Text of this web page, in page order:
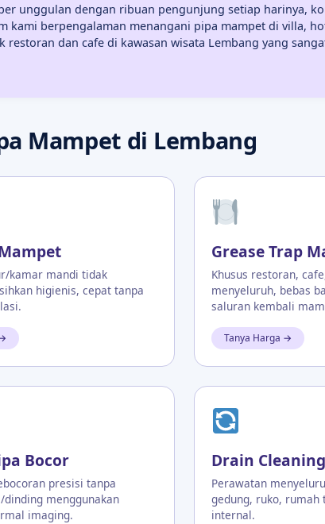
unggulan dengan ribuan pengunjung setiap harinya,
kami berpengalaman menangani pipa mampet di villa,
dan cafe di kawasan wisata Lembang yang
Mampet di Lembang
kamar mandi tidak
higienis, cepat tanpa
Grease Trap
Khusus restoran,
menyeluruh, bebas
saluran kembali
Tanya Harga →
Bocor
presisi tanpa
menggunakan
imaging.
Drain
Perawatan
gedung, ruko, rumah
internal.